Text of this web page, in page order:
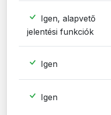
Igen, alapvető
jelentési funkciók
Igen
Igen